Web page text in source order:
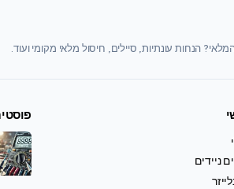
הנחות עונתיות, סיילים, חיסול מלאי מקומי ועוד.
ניידים